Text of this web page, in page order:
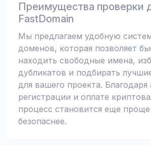
Преимущества проверки
FastDomain
Мы предлагаем удобную
доменов, которая позволяет
находить свободные имена,
дубликатов и подбирать
для вашего проекта.
регистрации и оплате
процесс становится еще
безопаснее.